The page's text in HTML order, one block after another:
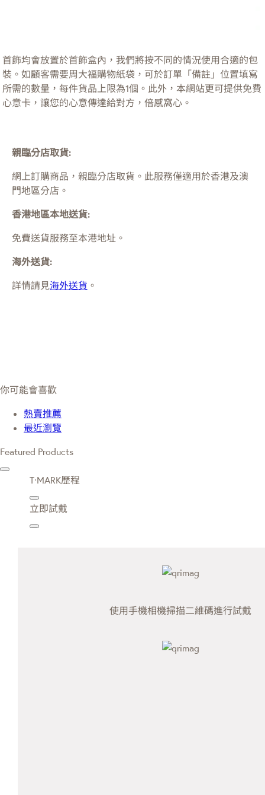
首飾均會放置於首飾盒內，我們將按不同的情況使用合適的包
裝。如顧客需要周大福購物紙袋，可於訂單「備註」位置填寫
所需的數量，每件貨品上限為1個。此外，本網站更可提供免費
心意卡，讓您的心意傳達給對方，倍感窩心。
親臨分店取貨:
網上訂購商品，親臨分店取貨。此服務僅適用於香港及澳
門地區分店。
香港地區本地送貨:
免費送貨服務至本港地址。
海外送貨:
詳情請見海外送貨 。
你可能會喜歡
熱賣推薦
最近瀏覽
Featured Products
T·MARK歷程
立即試戴
使用手機相機掃描二維碼進行試戴